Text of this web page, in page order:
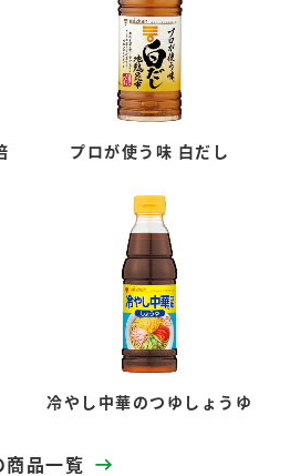
プロが使う味 白だし
冷やし中華のつゆしょうゆ
商品一覧